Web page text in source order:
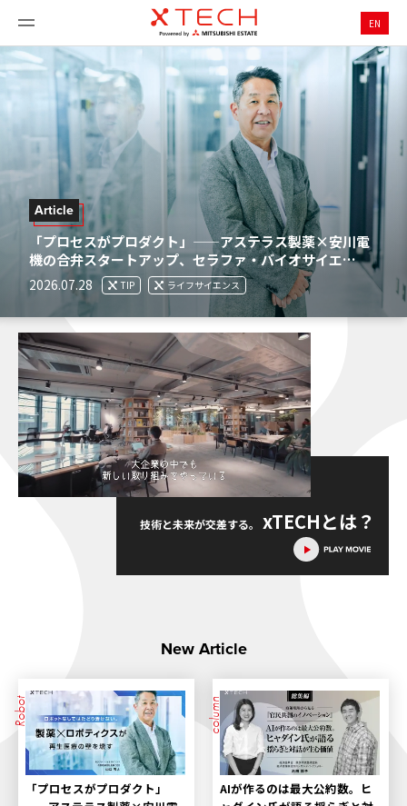
EN
Article
「プロセスがプロダクト」——アステラス製薬×安川電
機の合弁スタートアップ、セラファ・バイオサイエ…
2026.07.28 TIP ライフサイエンス
技術と未来が交差する。 xTECHとは？
New Article
Robot
「プロセスがプロダクト」
column
AIが作るのは最大公約数。ヒ